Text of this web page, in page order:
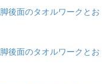
後面のタオルワークとお
後面のタオルワークとお